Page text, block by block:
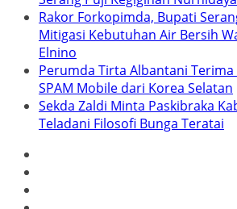
Rakor Forkopimda, Bupati
Mitigasi Kebutuhan Air Bersih
Elnino
Perumda Tirta Albantani
SPAM Mobile dari Korea Selatan
Sekda Zaldi Minta Paskibraka
Teladani Filosofi Bunga Teratai